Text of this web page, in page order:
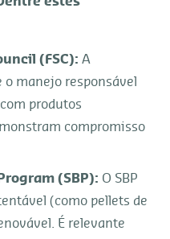
(FSC): A
manejo responsável
produtos
compromisso
(SBP): O SBP
(como pellets de
É relevante